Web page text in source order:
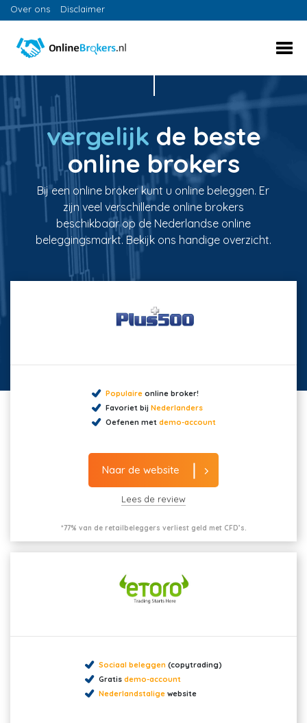
Over ons Disclaimer
vergelijk de beste
online brokers
Bij een online broker kunt u online beleggen. Er
zijn veel verschillende online brokers
beschikbaar op de Nederlandse online
beleggingsmarkt. Bekijk ons handige overzicht.
Populaireonline broker!
Favoriet bij Nederlanders
Oefenen met demo-account
Naar de website
Lees de review
*77% van de retailbeleggers verliest geld met CFD’s.
Sociaal beleggen (copytrading)
Gratis demo-account
Nederlandstalige website